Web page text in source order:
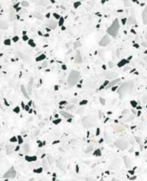
Design Flooring